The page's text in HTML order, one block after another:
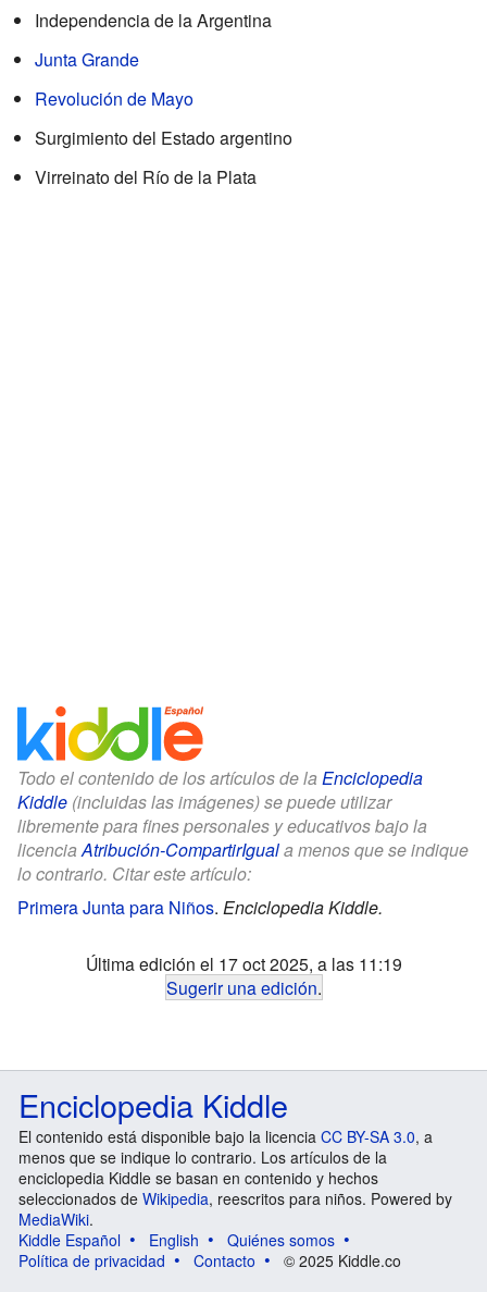
Independencia de la Argentina
Junta Grande
Revolución de Mayo
Surgimiento del Estado argentino
Virreinato del Río de la Plata
Todo el contenido de los artículos de la Enciclopedia
Kiddle (incluidas las imágenes) se puede utilizar
libremente para fines personales y educativos bajo la
licenciaAtribución-CompartirIguala menos que se indique
lo contrario. Citar este artículo:
Primera Junta para Niños. Enciclopedia Kiddle.
Última edición el 17 oct 2025, a las 11:19
Sugerir una edición.
Enciclopedia Kiddle
El contenido está disponible bajo la licencia CC BY-SA 3.0, a
menos que se indique lo contrario. Los artículos de la
enciclopedia Kiddle se basan en contenido y hechos
seleccionados de Wikipedia, reescritos para niños. Powered by
MediaWiki.
Kiddle Español
English
Quiénes somos
Política de privacidad
Contacto © 2025 Kiddle.co